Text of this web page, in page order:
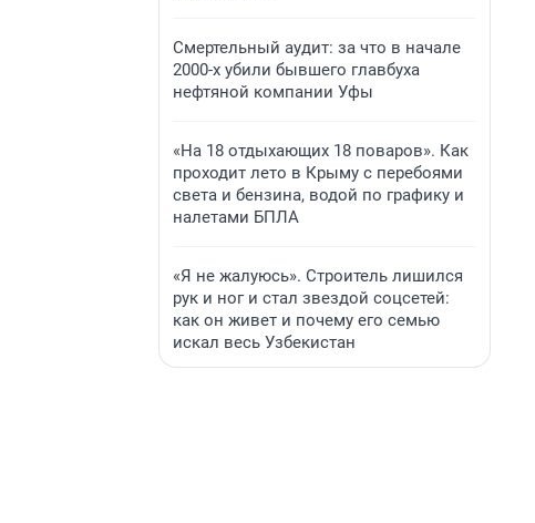
Смертельный аудит: за что в начале
2000-х убили бывшего главбуха
нефтяной компании Уфы
«На 18 отдыхающих 18 поваров». Как
проходит лето в Крыму с перебоями
света и бензина, водой по графику и
налетами БПЛА
«Я не жалуюсь». Строитель лишился
рук и ног и стал звездой соцсетей:
как он живет и почему его семью
искал весь Узбекистан